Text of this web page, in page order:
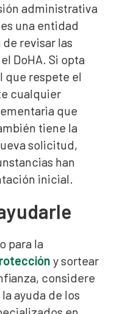
administrativa
una entidad
revisar las
DoHA. Si opta
que respete el
cualquier
que
tiene la
solicitud,
han
inicial.
para la
y sortear
considere
ayuda de los